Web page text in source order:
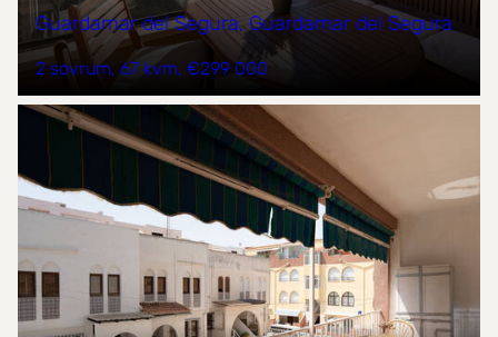
Guardamar del Segura, Guardamar del Segura
2 sovrum 67 kvm €299 000